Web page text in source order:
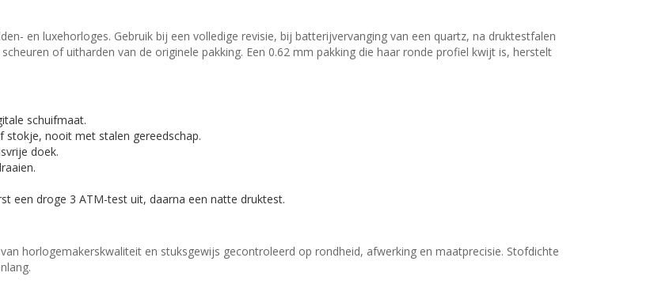
en luxehorloges. Gebruik bij een volledige revisie, bij batterijvervanging van een quartz, na druktestfalen
of uitharden van de originele pakking. Een 0.62 mm pakking die haar ronde profiel kwijt is, herstelt
schuifmaat.
nooit met stalen gereedschap.
doek.
een droge 3 ATM-test uit, daarna een natte druktest.
horlogemakerskwaliteit en stuksgewijs gecontroleerd op rondheid, afwerking en maatprecisie. Stofdichte